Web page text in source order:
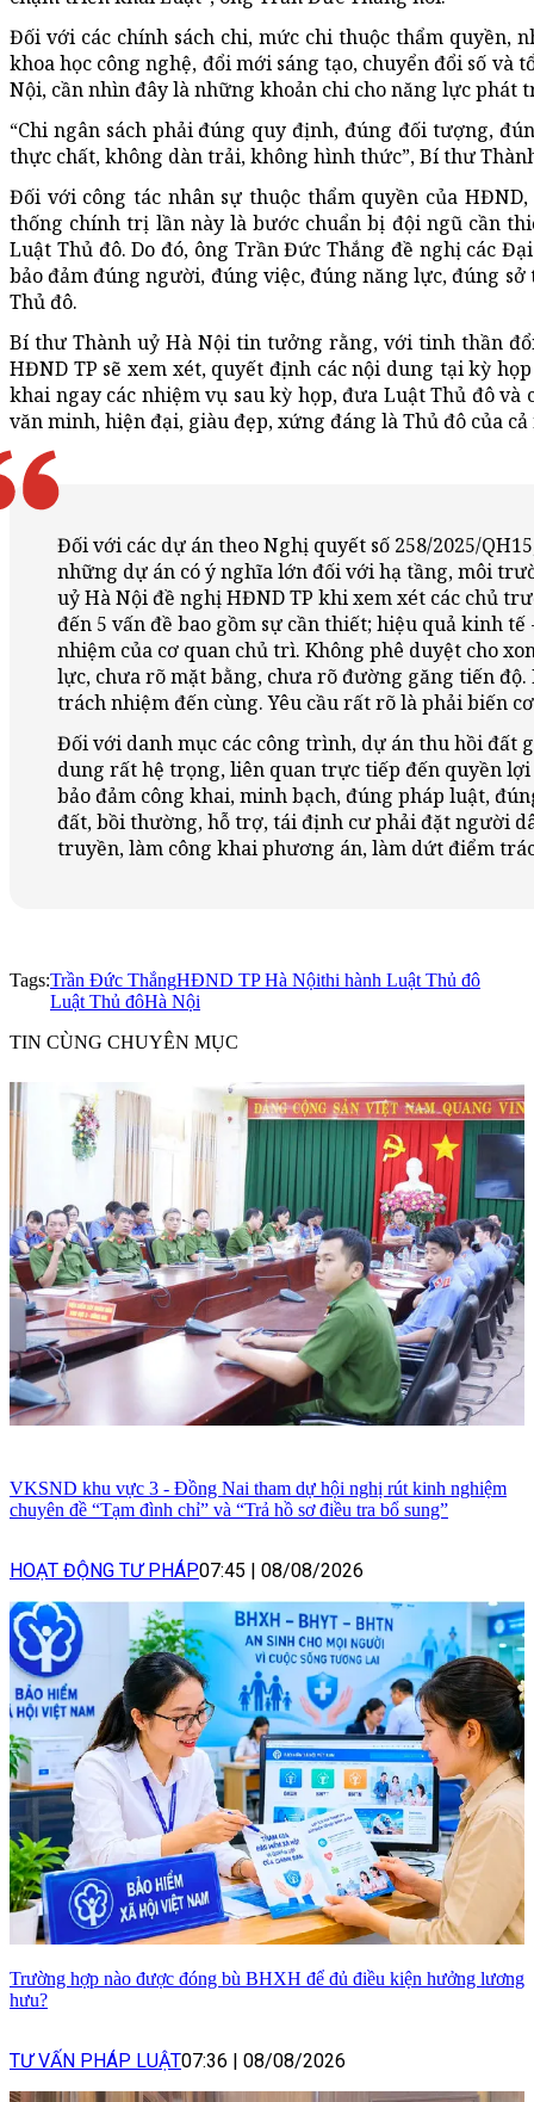
Đối với các chính sách chi, mức chi thuộc thẩm
khoa học công nghệ, đổi mới sáng tạo, chuyển đổi số
Nội, cần nhìn đây là những khoản chi cho năng lực phát
“Chi ngân sách phải đúng quy định, đúng đối tượng,
thực chất, không dàn trải, không hình thức”, Bí thư
Đối với công tác nhân sự thuộc thẩm quyền của
thống chính trị lần này là bước chuẩn bị đội ngũ cần
Luật Thủ đô. Do đó, ông Trần Đức Thắng đề nghị các
bảo đảm đúng người, đúng việc, đúng năng lực, đúng
Thủ đô.
Bí thưThành uỷ Hà Nội tin tưởng rằng, với tinh thần
HĐND TP sẽ xem xét, quyết định các nội dung tại kỳ
khai ngay các nhiệm vụ sau kỳ họp, đưa Luật Thủ đô và
văn minh, hiện đại, giàu đẹp, xứng đáng là Thủ đô của cả
Đối với các dự án theo Nghị quyết số 258/2025/
những dự án có ý nghĩa lớn đối với hạ tầng, môi
uỷHà Nội đề nghị HĐND TP khi xem xét các chủ
đến 5 vấn đề bao gồm sự cần thiết; hiệu quả kinh
nhiệm của cơ quan chủ trì. Không phê duyệt cho
lực, chưa rõ mặt bằng, chưa rõ đường găng tiến
trách nhiệm đến cùng. Yêu cầu rất rõ là phải biến
Đối với danh mục các công trình, dự án thu hồi đất
dung rất hệ trọng, liên quan trực tiếp đến quyền
bảo đảm công khai, minh bạch, đúng pháp luật,
đất, bồi thường, hỗ trợ, tái định cư phải đặt người
truyền, làm công khai phương án, làm dứt điểm
Tags:Trần Đức ThắngHĐND TP Hà Nộithi hành Luật Thủ đô
Luật Thủ đôHà Nội
TIN CÙNG CHUYÊN MỤC
VKSND khu vực 3 - Đồng Nai tham dự hội nghị rút kinh nghiệm
chuyên đề “Tạm đình chỉ” và “Trả hồ sơ điều tra bổ sung”
HOẠT ĐỘNG TƯ PHÁP07:45 08/08/2026
Trường hợp nào được đóng bù BHXH để đủ điều kiện hưởng lương
hưu?
TƯ VẤN PHÁP LUẬT07:36 08/08/2026